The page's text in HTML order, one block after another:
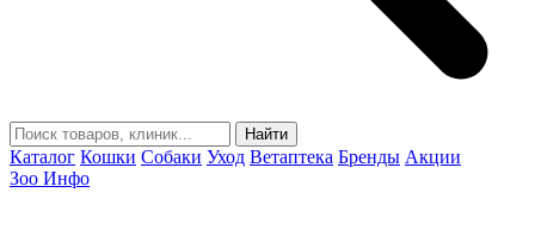
Найти
Каталог Кошки Собаки Уход Ветаптека Бренды Акции
Зоо Инфо